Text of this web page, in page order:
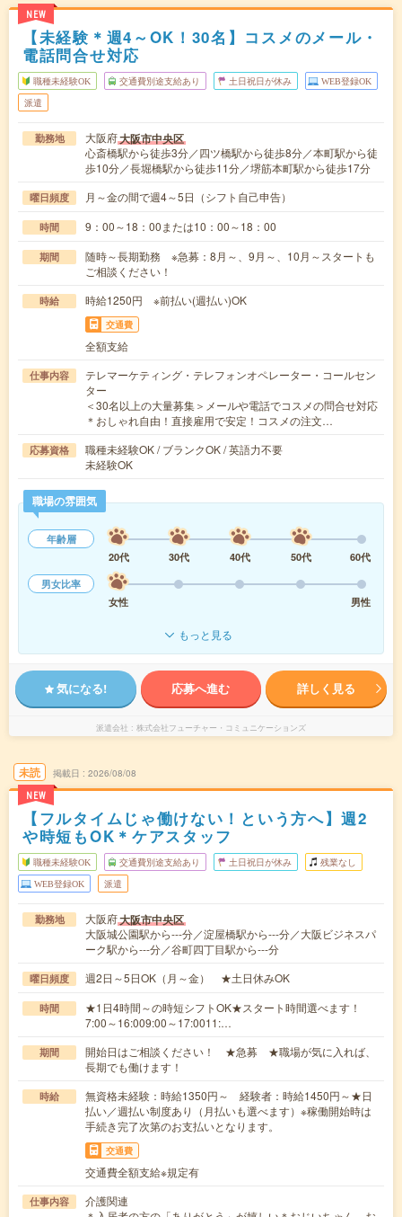
NEW
【未経験＊週4～OK！30名】コスメのメール・
電話問合せ対応
職種未経験OK 交通費別途支給あり 土日祝日が休み WEB登録OK
派遣
勤務地 大阪府大阪市中央区
心斎橋駅から徒歩3分／四ツ橋駅から徒歩8分／本町駅から徒
歩10分／長堀橋駅から徒歩11分／堺筋本町駅から徒歩17分
曜日頻度 月～金の間で週4～5日（シフト自己申告）
時間 9：00～18：00または10：00～18：00
期間
随時～長期勤務 ※急募：8月～、9月～、10月～スタートも
ご相談ください！
時給 時給1250円 ※前払い(週払い)OK
交通費
全額支給
仕事内容
テレマーケティング・テレフォンオペレーター・コールセン
ター
＜30名以上の大量募集＞メールや電話でコスメの問合せ対応
＊おしゃれ自由！直接雇用で安定！コスメの注文…
応募資格
職種未経験OK / ブランクOK / 英語力不要
未経験OK
職場の雰囲気
年齢層
20代
30代 40代 50代
60代
男女比率
女性
男性
もっと見る
気になる! 応募へ進む 詳しく見る
派遣会社 株式会社フューチャー・コミュニケーションズ
未読
NEW
掲載日 2026/08/08
【フルタイムじゃ働けない！という方へ】週2
や時短もOK＊ケアスタッフ
職種未経験OK 交通費別途支給あり 土日祝日が休み 残業なし
WEB登録OK 派遣
勤務地 大阪府大阪市中央区
大阪城公園駅から---分／淀屋橋駅から---分／大阪ビジネスパ
ーク駅から---分／谷町四丁目駅から---分
曜日頻度 週2日～5日OK（月～金） ★土日休みOK
時間
★1日4時間～の時短シフトOK★スタート時間選べます！
7:00～16:009:00～17:0011:…
期間
開始日はご相談ください！ ★急募 ★職場が気に入れば、
長期でも働けます！
時給
無資格未経験：時給1350円～ 経験者：時給1450円～★日
払い／週払い制度あり（月払いも選べます）※稼働開始時は
手続き完了次第のお支払いとなります。
交通費
交通費全額支給※規定有
仕事内容
介護関連